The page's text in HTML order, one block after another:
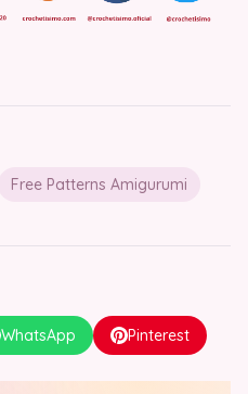
Free Patterns Amigurumi
WhatsApp Pinterest